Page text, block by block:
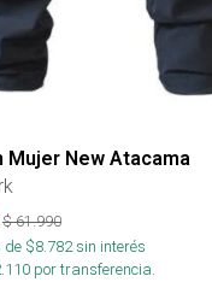
Mujer New Atacama
$61.990
de $8.782sin interés
por transferencia.